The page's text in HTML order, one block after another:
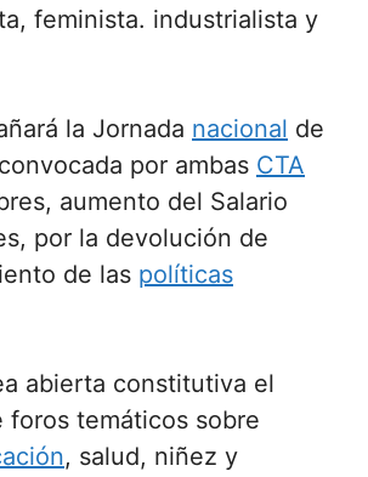
feminista. industrialista y
la Jornada nacional de
convocada por ambas CTA
aumento del Salario
por la devolución de
de las políticas
abierta constitutiva el
foros temáticos sobre
, salud, niñez y